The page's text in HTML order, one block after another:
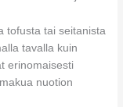
tofusta tai seitanista
tavalla kuin
erinomaisesti
nuotion